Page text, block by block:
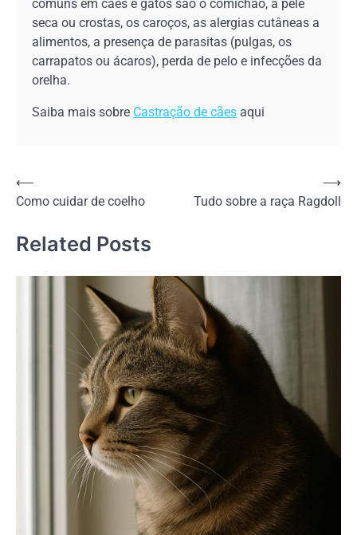
comuns em cães e gatos são o comichão, a pele
seca ou crostas, os caroços, as alergias cutâneas a
alimentos, a presença de parasitas (pulgas, os
carrapatos ou ácaros), perda de pelo e infecções da
orelha.
Saiba mais sobre Castração de cães aqui
Navegação
de
Post
⟵
Como cuidar de coelho
Tudo sobre a raça Ragdoll
⟶
Related Posts